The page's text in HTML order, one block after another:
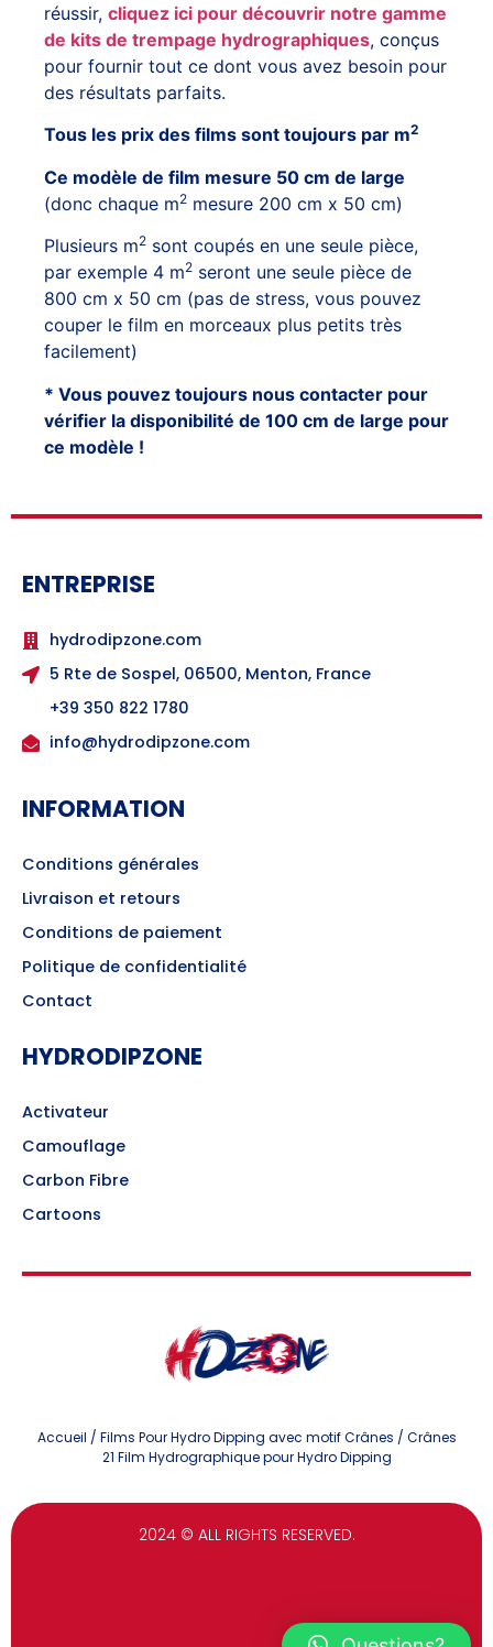
réussir, cliquez ici pour découvrir notre gamme
de kits de trempage hydrographiques, conçus
pour fournir tout ce dont vous avez besoin pour
des résultats parfaits.
Tous les prix des films sont toujours par m2
Ce modèle de film mesure 50 cm de large
(donc chaque m2 mesure 200 cm x 50 cm)
Plusieurs m2 sont coupés en une seule pièce,
par exemple 4 m2 seront une seule pièce de
800 cm x 50 cm (pas de stress, vous pouvez
couper le film en morceaux plus petits très
facilement)
* Vous pouvez toujours nous contacter pour
vérifier la disponibilité de 100 cm de large pour
ce modèle !
ENTREPRISE
hydrodipzone.com
5 Rte de Sospel, 06500, Menton, France
+39 350 822 1780
info@hydrodipzone.com
INFORMATION
Conditions générales
Livraison et retours
Conditions de paiement
Politique de confidentialité
Contact
HYDRODIPZONE
Activateur
Camouflage
Carbon Fibre
Cartoons
Accueil / Films Pour Hydro Dipping avec motif Crânes / Crânes
21 Film Hydrographique pour Hydro Dipping
2024 © ALL RIGHTS RESERVED.